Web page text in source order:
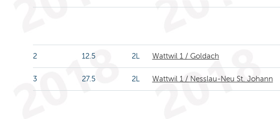
2 12.5 2L Wattwil 1 / Goldach
3 27.5 2L Wattwil 1 / Nesslau-Neu St. Johann